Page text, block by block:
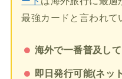
最強カードと言われて
海外で一番普及し
即日発行可能(ネッ